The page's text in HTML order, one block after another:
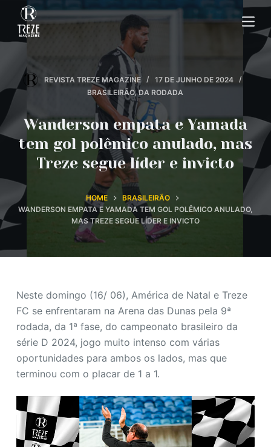
l
p
a
n
ú
REVISTA TREZE MAGAZINE
17 DE JUNHO DE 2024
BRASILEIRÃO,DA RODADA
Wanderson empata e Yamada
tem gol polêmico anulado, mas
Treze segue líder e invicto
HOME
BRASILEIRÃO
WANDERSON EMPATA E YAMADA TEM GOL POLÊMICO ANULADO,
MAS TREZE SEGUE LÍDER E INVICTO
Neste domingo (16/ 06), América de Natal e Treze
FC se enfrentaram na Arena das Dunas pela 9ª
rodada, da 1ª fase, do campeonato brasileiro da
série D 2024, jogo muito intenso com várias
oportunidades para ambos os lados, mas que
terminou com o placar de 1 a 1.